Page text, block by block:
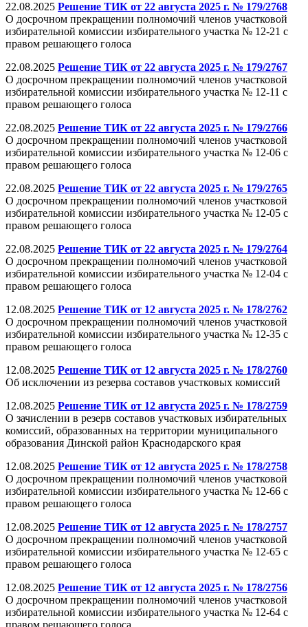
22.08.2025 Решение ТИК от 22 августа 2025 г. № 179/2768
О досрочном прекращении полномочий членов участковой
избирательной комиссии избирательного участка № 12-21 с
правом решающего голоса
22.08.2025 Решение ТИК от 22 августа 2025 г. № 179/2767
О досрочном прекращении полномочий членов участковой
избирательной комиссии избирательного участка № 12-11 с
правом решающего голоса
22.08.2025 Решение ТИК от 22 августа 2025 г. № 179/2766
О досрочном прекращении полномочий членов участковой
избирательной комиссии избирательного участка № 12-06 с
правом решающего голоса
22.08.2025 Решение ТИК от 22 августа 2025 г. № 179/2765
О досрочном прекращении полномочий членов участковой
избирательной комиссии избирательного участка № 12-05 с
правом решающего голоса
22.08.2025 Решение ТИК от 22 августа 2025 г. № 179/2764
О досрочном прекращении полномочий членов участковой
избирательной комиссии избирательного участка № 12-04 с
правом решающего голоса
12.08.2025 Решение ТИК от 12 августа 2025 г. № 178/2762
О досрочном прекращении полномочий членов участковой
избирательной комиссии избирательного участка № 12-35 с
правом решающего голоса
12.08.2025 Решение ТИК от 12 августа 2025 г. № 178/2760
Об исключении из резерва составов участковых комиссий
12.08.2025 Решение ТИК от 12 августа 2025 г. № 178/2759
О зачислении в резерв составов участковых избирательных
комиссий, образованных на территории муниципального
образования Динской район Краснодарского края
12.08.2025 Решение ТИК от 12 августа 2025 г. № 178/2758
О досрочном прекращении полномочий членов участковой
избирательной комиссии избирательного участка № 12-66 с
правом решающего голоса
12.08.2025 Решение ТИК от 12 августа 2025 г. № 178/2757
О досрочном прекращении полномочий членов участковой
избирательной комиссии избирательного участка № 12-65 с
правом решающего голоса
12.08.2025 Решение ТИК от 12 августа 2025 г. № 178/2756
О досрочном прекращении полномочий членов участковой
избирательной комиссии избирательного участка № 12-64 с
правом решающего голоса